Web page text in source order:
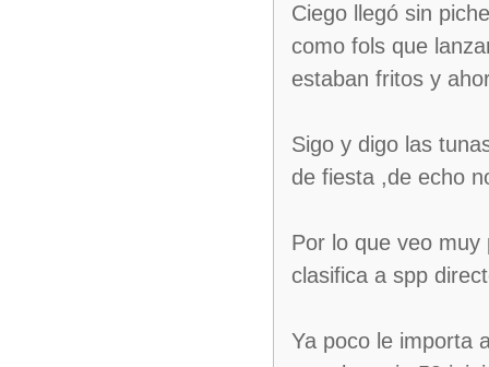
Ciego llegó sin
como fols que
estaban fritos y
Sigo y digo las
de fiesta ,de echo
Por lo que veo
clasifica a spp
Ya poco le importa